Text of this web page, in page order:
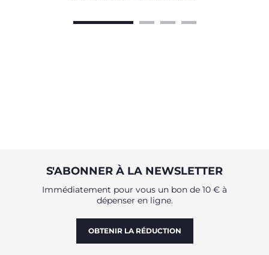
S'ABONNER À LA NEWSLETTER
Immédiatement pour vous un bon de 10 € à
dépenser en ligne.
OBTENIR LA RÉDUCTION